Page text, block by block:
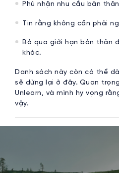
Phủ nhận nhu cầu bản
Tin rằng không cần phải
Bỏ qua giới hạn bản thân
khác.
Danh sách này còn có thể
sẽ dừng lại ở đây. Quan
Unlearn, và mình hy vọng
vậy.